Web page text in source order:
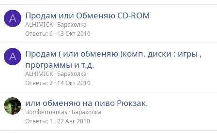
A Продам или Обменяю CD-ROM
ALHIMICK Барахолка
Ответы 6 13 Окт 2010
A
Продам ( или обменяю )комп. диски : игры ,
программы и т.д.
ALHIMICK Барахолка
Ответы 2 14 Окт 2010
или обменяю на пиво Рюкзак.
Bombermantas
Барахолка
Ответы 1 22 Авг 2010